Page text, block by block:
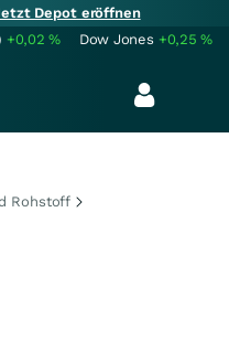
Depot eröffnen
+0,02% Dow Jones +0,25%
Rohstoff